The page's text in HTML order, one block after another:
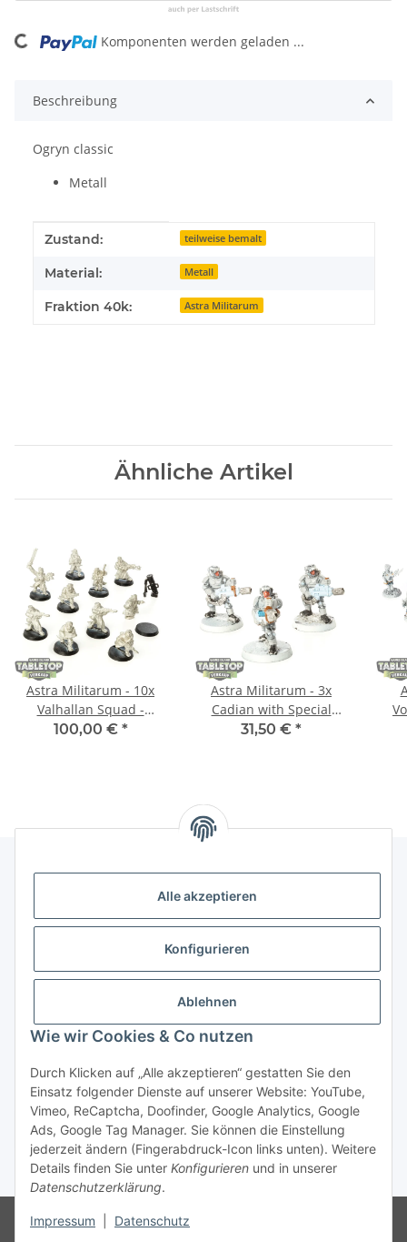
Alle akzeptieren
Konfigurieren
Ablehnen
Wie wir Cookies & Co nutzen
Durch Klicken auf „Alle akzeptieren“ gestatten Sie den
Einsatz folgender Dienste auf unserer Website: YouTube,
Vimeo, ReCaptcha, Doofinder, Google Analytics, Google
Ads, Google Tag Manager. Sie können die Einstellung
jederzeit ändern (Fingerabdruck-Icon links unten). Weitere
Details finden Sie unter Konfigurieren und in unserer
Datenschutzerklärung.
Impressum Datenschutz
Loading... Komponenten werden geladen ...
Beschreibung
Ogryn classic
Metall
Produkteigenschaft
Wert
Zustand: teilweise bemalt
Material: Metall
Fraktion 40k: Astra Militarum
Ähnliche Artikel
Astra Militarum - 10x
Valhallan Squad -
teilweise bemalt
100,00 € *
Astra Militarum - 3x
Cadian with Special
Weapons klassisch -
31,50 € *
Gesetzliche Informationen
Bestellung wiederrufen
* Alle Preise inkl. gesetzlicher USt., zzgl.Versand
Besucherzähler: 74903869